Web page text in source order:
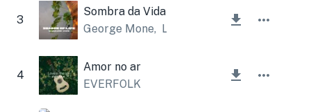
3
Sombra da Vida
George Mone, Lesfm
4
Amor no ar
EVERFOLK